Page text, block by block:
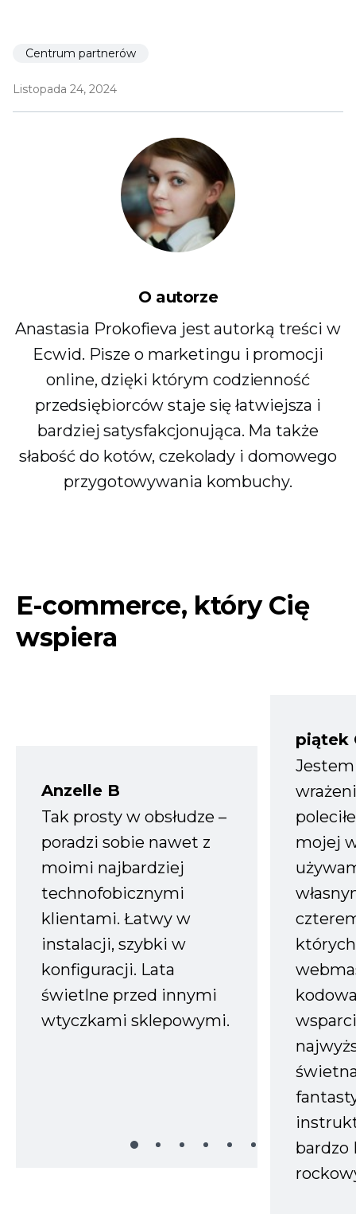
Centrum partnerów
Listopada 24, 2024
O autorze
Anastasia Prokofieva jest autorką treści w
Ecwid. Pisze o marketingu i promocji
online, dzięki którym codzienność
przedsiębiorców staje się łatwiejsza i
bardziej satysfakcjonująca. Ma także
słabość do kotów, czekolady i domowego
przygotowywania kombuchy.
E-commerce, który Cię
wspiera
Anzelle B
Tak prosty w obsłudze –
poradzi sobie nawet z
moimi najbardziej
technofobicznymi
klientami. Łatwy w
instalacji, szybki w
konfiguracji. Lata
świetlne przed innymi
wtyczkami sklepowymi.
piątek
mojej
bardzo